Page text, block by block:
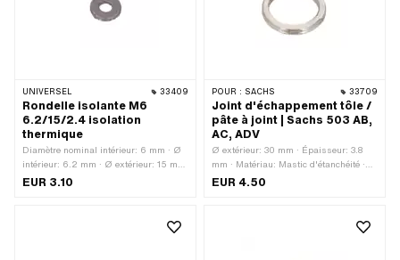
UNIVERSEL 33409
Rondelle isolante M6
6.2/15/2.4 isolation
thermique
Diamètre nominal intérieur: 6 mm · Ø
intérieur: 6.2 mm · Ø extérieur: 15 mm
· Matériau: Matériaux composites ·
EUR 3.10
POUR : SACHS 33709
Joint d'échappement tôle /
pâte à joint | Sachs 503 AB,
AC, ADV
Ø extérieur: 30 mm · Épaisseur: 3.8
mm · Matériau: Mastic d'étanchéité ·
Matériau: Tôle (acier) · Lieu
EUR 4.50